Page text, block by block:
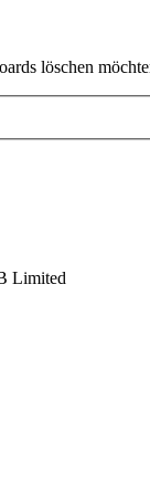
löschen
Limited